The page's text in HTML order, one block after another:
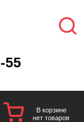
55
В корзине
нет товаров